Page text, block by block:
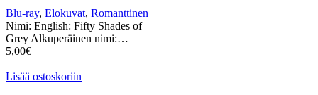
Blu-ray, Elokuvat, Romanttinen
Nimi: English: Fifty Shades of
Grey Alkuperäinen nimi:…
5,00€
Lisää ostoskoriin